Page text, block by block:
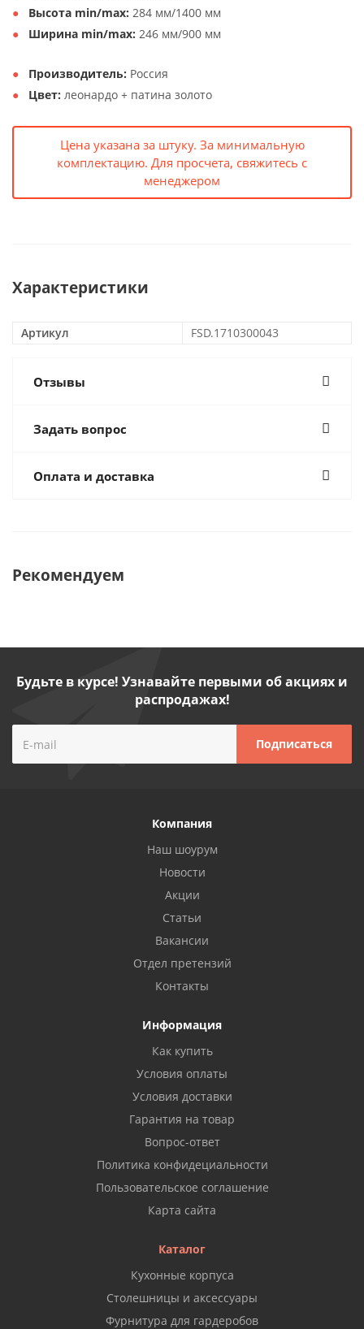
Высота min/max: 284 мм/1400 мм
Ширина min/max: 246 мм/900 мм
Производитель: Россия
Цвет: леонардо + патина золото
Цена указана за штуку. За минимальную
комплектацию. Для просчета, свяжитесь с
менеджером
Характеристики
Артикул FSD.1710300043
Отзывы
Задать вопрос
Оплата и доставка
Рекомендуем
Будьте в курсе! Узнавайте первыми об акциях и
распродажах!
Компания
Наш шоурум
Новости
Акции
Статьи
Вакансии
Отдел претензий
Контакты
Информация
Как купить
Условия оплаты
Условия доставки
Гарантия на товар
Вопрос-ответ
Политика конфидециальности
Пользовательское соглашение
Карта сайта
Каталог
Кухонные корпуса
Столешницы и аксессуары
Фурнитура для гардеробов